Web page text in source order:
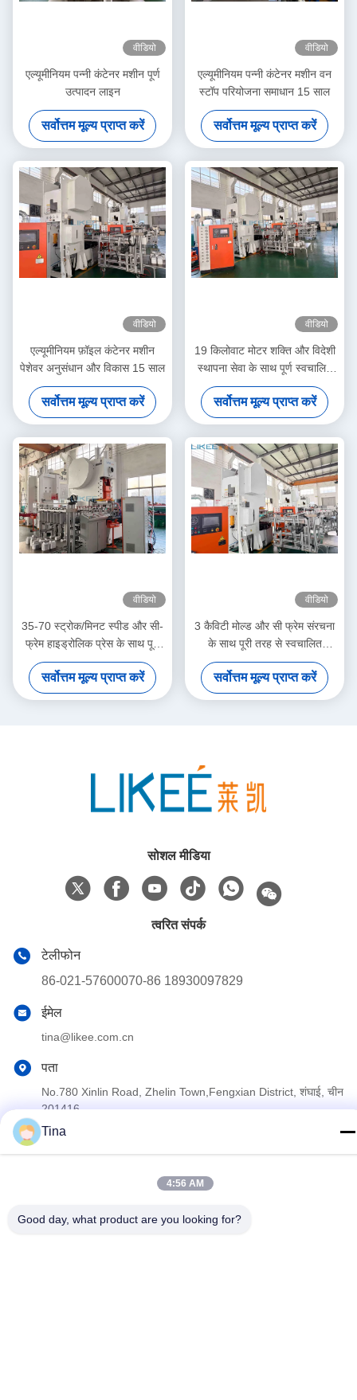
वीडियो
एल्यूमीनियम पन्नी कंटेनर मशीन पूर्ण
उत्पादन लाइन
सर्वोत्तम मूल्य प्राप्त करें
वीडियो
एल्यूमीनियम पन्नी कंटेनर मशीन वन
स्टॉप परियोजना समाधान 15 साल
सर्वोत्तम मूल्य प्राप्त करें
वीडियो
एल्यूमीनियम फ़ॉइल कंटेनर मशीन
पेशेवर अनुसंधान और विकास 15 साल
सर्वोत्तम मूल्य प्राप्त करें
वीडियो
19 किलोवाट मोटर शक्ति और विदेशी
स्थापना सेवा के साथ पूर्ण स्वचालित
एल्यूमीनियम पन्नी कंटेनर मशीन
सर्वोत्तम मूल्य प्राप्त करें
वीडियो
35-70 स्ट्रोक/मिनट स्पीड और सी-
फ्रेम हाइड्रोलिक प्रेस के साथ पूरी
तरह से स्वचालित एल्यूमीनियम फॉयल
कंटेनर बनाने की मशीन
सर्वोत्तम मूल्य प्राप्त करें
वीडियो
3 कैविटी मोल्ड और सी फ्रेम संरचना
के साथ पूरी तरह से स्वचालित
एल्यूमीनियम पन्नी कंटेनर मशीन
सर्वोत्तम मूल्य प्राप्त करें
सोशल मीडिया
त्वरित संपर्क
टेलीफोन
86-021-57600070-86 18930097829
ईमेल
tina@likee.com.cn
पता
No.780 Xinlin Road, Zhelin Town,Fengxian District, शंघाई, चीन
201416
चीन अच्छी गुणवत्ता एल्यूमीनियम पन्नी कंटेनर बनाने की मशीन देने वाला। कॉपीराइट ©
सर्वाधिकार सुरक्षित।
Tina
4:56 AM
Good day, what product are you looking for?